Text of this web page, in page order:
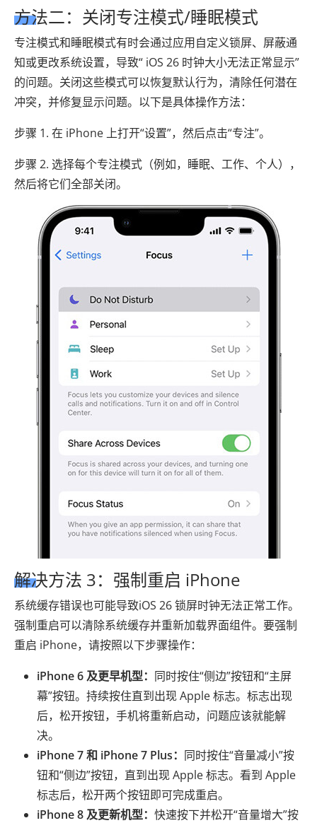
方法二：关闭专注模式/睡眠模式
专注模式和睡眠模式有时会通过应用自定义锁屏、屏蔽通
知或更改系统设置，导致“ iOS 26 时钟大小无法正常显示”
的问题。关闭这些模式可以恢复默认行为，清除任何潜在
冲突，并修复显示问题。以下是具体操作方法：
步骤 1. 在 iPhone 上打开“设置”，然后点击“专注”。
步骤 2. 选择每个专注模式（例如，睡眠、工作、个人），
然后将它们全部关闭。
解决方法 3：强制重启 iPhone
系统缓存错误也可能导致iOS 26 锁屏时钟无法正常工作。
强制重启可以清除系统缓存并重新加载界面组件。要强制
重启 iPhone，请按照以下步骤操作：
iPhone 6 及更早机型： 同时按住“侧边”按钮和“主屏
幕”按钮。持续按住直到出现 Apple 标志。标志出现
后，松开按钮，手机将重新启动，问题应该就能解
决。
iPhone 7 和 iPhone 7 Plus： 同时按住“音量减小”按
钮和“侧边”按钮，直到出现 Apple 标志。看到 Apple
标志后，松开两个按钮即可完成重启。
iPhone 8 及更新机型： 快速按下并松开“音量增大”按